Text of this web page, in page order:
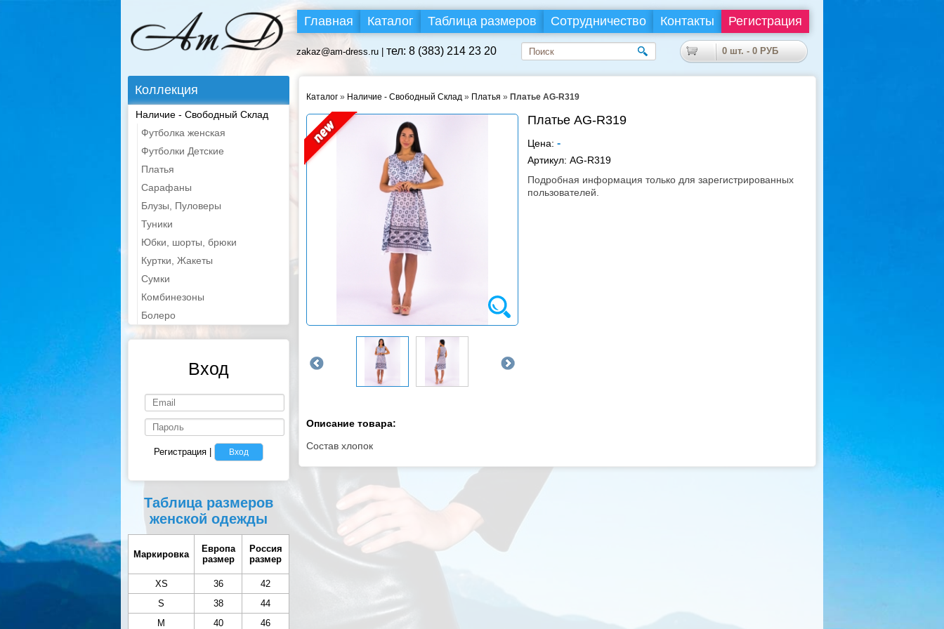
Главная Каталог Таблица размеров Сотрудничество Контакты Регистрация
0 шт. - 0 РУБ
zakaz@am-dress.ru | тел: 8 (383) 214 23 20
Коллекция
Наличие - Свободный Склад
Футболка женская
Футболки Детские
Платья
Сарафаны
Блузы, Пуловеры
Туники
Юбки, шорты, брюки
Куртки, Жакеты
Сумки
Комбинезоны
Болеро
Вход
Регистрация Вход
Таблица размеров
женской одежды
Маркировка
Европа
размер
Россия
размер
XS 36
42
S
38
44
M
40 46
Каталог » Наличие - Свободный Склад » Платья » Платье AG-R319
Платье AG-R319
Цена: -
Артикул: AG-R319
Подробная информация только для зарегистрированных
пользователей.
Описание товара:
Состав хлопок